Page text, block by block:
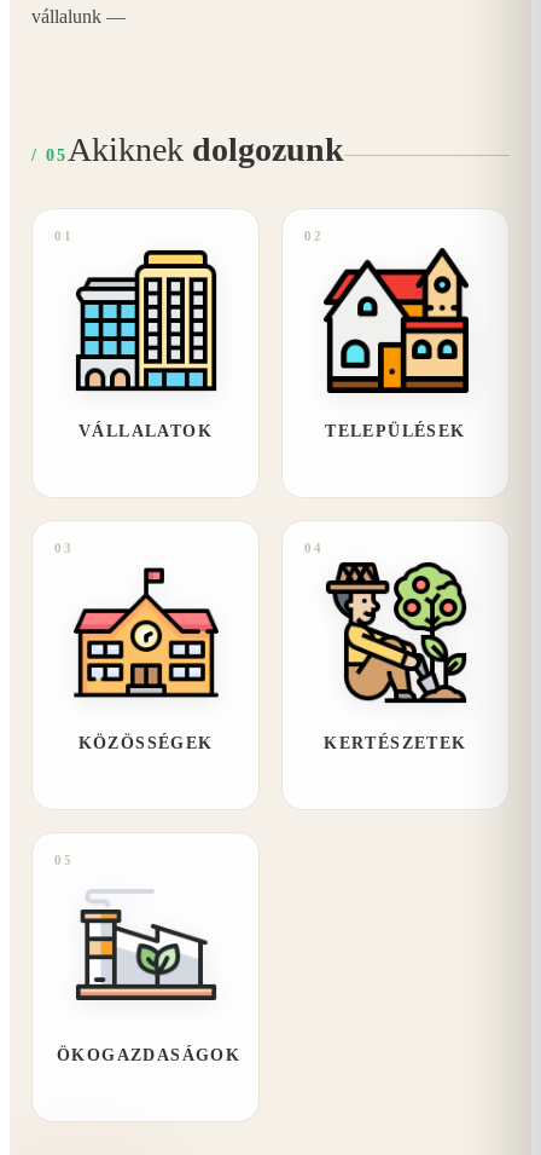
vállalunk —
/ 05 Akiknek dolgozunk
01
VÁLLALATOK
02
TELEPÜLÉSEK
03
KÖZÖSSÉGEK
04
KERTÉSZETEK
05
ÖKOGAZDASÁGOK